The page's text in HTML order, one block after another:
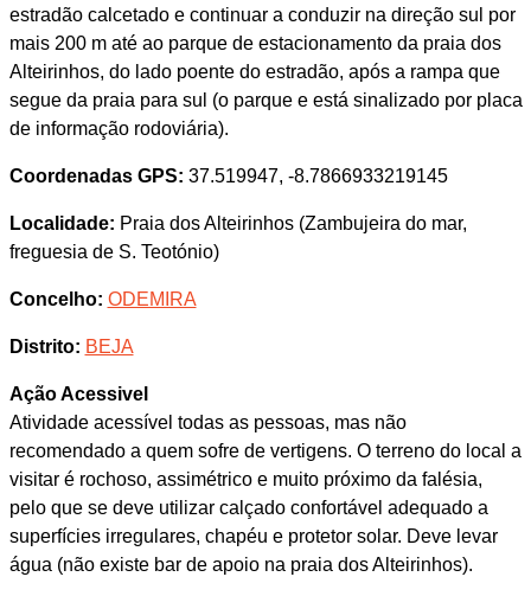
estradão calcetado e continuar a conduzir na direção sul por
mais 200 m até ao parque de estacionamento da praia dos
Alteirinhos, do lado poente do estradão, após a rampa que
segue da praia para sul (o parque e está sinalizado por placa
de informação rodoviária).
Coordenadas GPS: 37.519947, -8.7866933219145
Localidade: Praia dos Alteirinhos (Zambujeira do mar,
freguesia de S. Teotónio)
Concelho: ODEMIRA
Distrito: BEJA
Ação Acessivel
Atividade acessível todas as pessoas, mas não
recomendado a quem sofre de vertigens. O terreno do local a
visitar é rochoso, assimétrico e muito próximo da falésia,
pelo que se deve utilizar calçado confortável adequado a
superfícies irregulares, chapéu e protetor solar. Deve levar
água (não existe bar de apoio na praia dos Alteirinhos).